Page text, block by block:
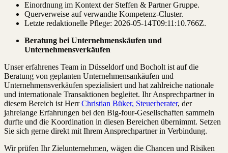
Einordnung im Kontext der Steffen & Partner Gruppe.
Querverweise auf verwandte Kompetenz-Cluster.
Letzte redaktionelle Pflege: 2026-05-14T09:11:10.766Z.
Beratung bei Unternehmenskäufen und
Unternehmensverkäufen
Unser erfahrenes Team in Düsseldorf und Bocholt ist auf die
Beratung von geplanten Unternehmensankäufen und
Unternehmensverkäufen spezialisiert und hat zahlreiche nationale
und internationale Transaktionen begleitet. Ihr Ansprechpartner in
diesem Bereich ist HerrChristian Büker, Steuerberater, der
jahrelange Erfahrungen bei den Big-four-Gesellschaften sammeln
durfte und die Koordination in diesen Bereichen übernimmt. Setzen
Sie sich gerne direkt mit Ihrem Ansprechpartner in Verbindung.
Wir prüfen Ihr Zielunternehmen, wägen die Chancen und Risiken